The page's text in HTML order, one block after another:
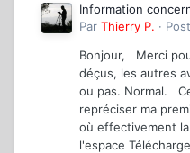
Information
Par Thierry P. ·
Bonjour, Merci
déçus, les autres
ou pas. Normal.
repréciser ma
où effectivement
l'espace